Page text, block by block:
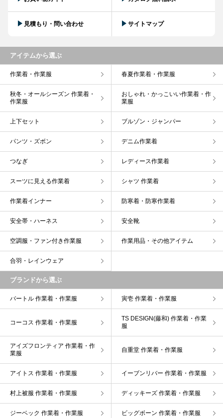
見積もり・問い合わせ サイトマップ
アイテムから選ぶ
作業着・作業服 春夏作業着・作業服
秋冬・オールシーズン 作業着・
作業服
おしゃれ・かっこいい作業着・作
業服
上下セット ブルゾン・ジャンパー
パンツ・ズボン デニム作業着
つなぎ レディース作業着
スーツに見える作業着 シャツ 作業着
作業着インナー 防寒着・防寒作業着
安全帯・ハーネス 安全靴
空調服・ファン付き作業服 作業用品・その他アイテム
合羽・レインウェア
ブランドから選ぶ
バートル 作業着・作業服 寅壱 作業着・作業服
コーコス 作業着・作業服
TS DESIGN(藤和) 作業着・作業
服
アイズフロンティア 作業着・作
業服
自重堂 作業着・作業服
アイトス 作業着・作業服 イーブンリバー 作業着・作業服
村上被服 作業着・作業服 ディッキーズ 作業着・作業服
ジーベック 作業着・作業服 ビッグボーン 作業着・作業服